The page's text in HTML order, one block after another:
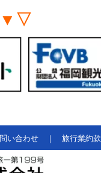
▼▽
い合わせ ｜ 旅行業約款